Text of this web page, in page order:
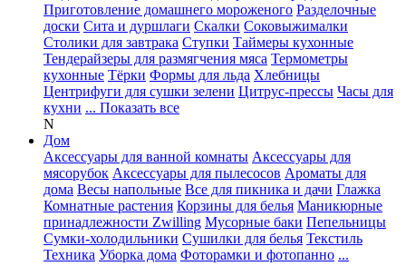
Приготовление домашнего мороженого Разделочные
доски Сита и дуршлаги Скалки Соковыжималки
Столики для завтрака Ступки Таймеры кухонные
Тендерайзеры для размягчения мяса Термометры
кухонные Тёрки Формы для льда Хлебницы
Центрифуги для сушки зелени Цитрус-прессы Часы для
кухни ... Показать все
N
Дом
Аксессуары для ванной комнаты Аксессуары для
мясорубок Аксессуары для пылесосов Ароматы для
дома Весы напольные Все для пикника и дачи Глажка
Комнатные растения Корзины для белья Маникюрные
принадлежности Zwilling Мусорные баки Пепельницы
Сумки-холодильники Сушилки для белья Текстиль
Техника Уборка дома Фоторамки и фотопанно ...